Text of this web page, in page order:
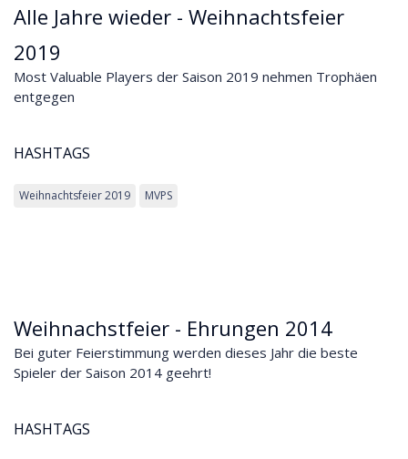
Alle Jahre wieder - Weihnachtsfeier
2019
Most Valuable Players der Saison 2019 nehmen Trophäen
entgegen
HASHTAGS
Weihnachtsfeier 2019 MVPS
Weihnachstfeier - Ehrungen 2014
Bei guter Feierstimmung werden dieses Jahr die beste
Spieler der Saison 2014 geehrt!
HASHTAGS